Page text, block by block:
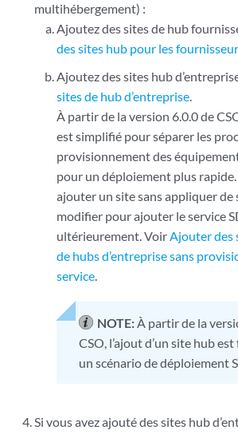
multihébergement) :
Ajoutez des sites de hub
des sites hub pour les
Ajoutez des sites hub
sites de hub d’entreprise.
À partir de la version 6.0.0 de
est simplifié pour séparer les
provisionnement des
pour un déploiement plus
ajouter un site sans appliquer de
modifier pour ajouter le service
ultérieurement. VoirAjouter des
de hubs d’entreprise sans
service.
NOTE:À partir de la
CSO, l’ajout d’un site hub
un scénario de déploiement
Si vous avez ajouté des sites hub